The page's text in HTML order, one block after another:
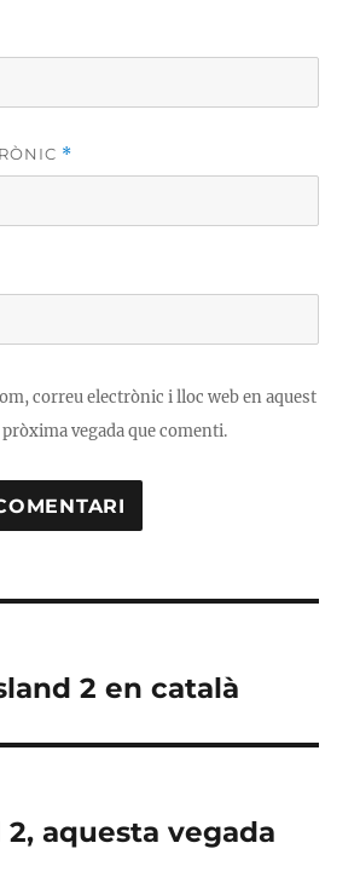
*
correu electrònic i lloc web en aquest
vegada que comenti.
2 en català
2, aquesta vegada